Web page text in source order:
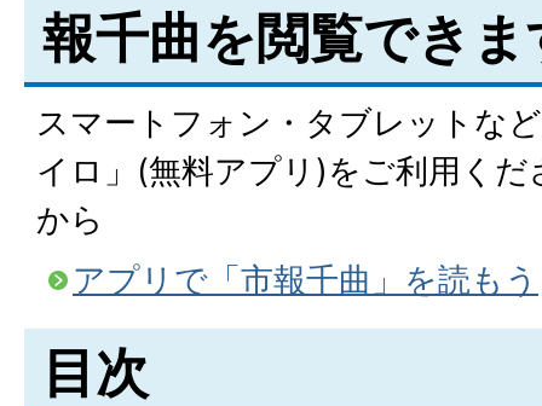
報千曲を閲覧できま
スマートフォン・タブレットな
イロ」(無料アプリ)をご利用く
から
アプリで「市報千曲」を読もう
目次